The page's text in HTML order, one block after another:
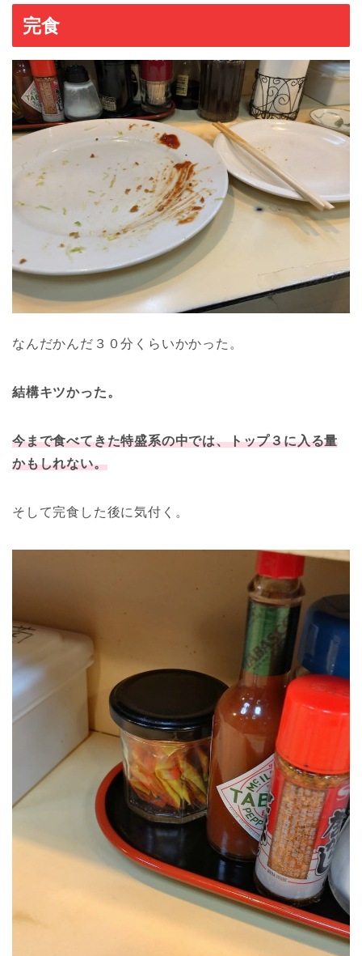
完食
なんだかんだ３０分くらいかかった。
結構キツかった。
今まで食べてきた特盛系の中では、トップ３に入る量
かもしれない。
そして完食した後に気付く。